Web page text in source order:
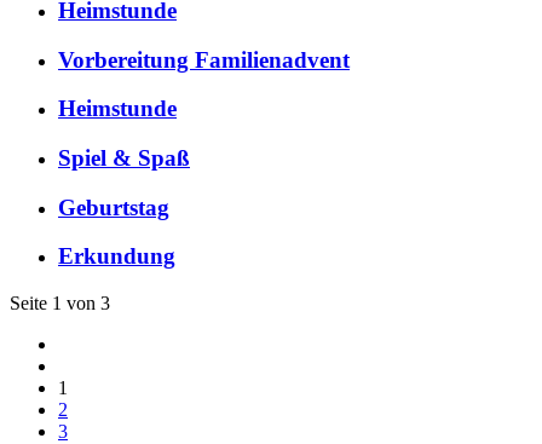
Heimstunde
Vorbereitung Familienadvent
Heimstunde
Spiel & Spaß
Geburtstag
Erkundung
Seite 1 von 3
1
2
3